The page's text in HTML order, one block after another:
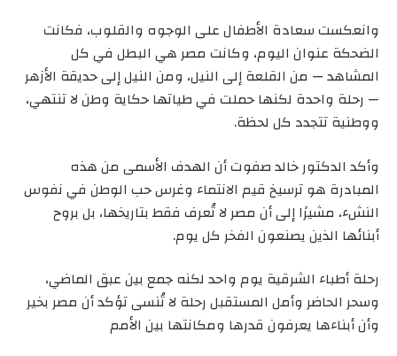
وانعكست سعادة الأطفال على الوجوه والقلوب، فكانت
الضحكة عنوان اليوم، وكانت مصر هي البطل في كل
المشاهد — من القلعة إلى النيل، ومن النيل إلى حديقة الأزهر
— رحلة واحدة لكنها حملت في طياتها حكاية وطن لا تنتهي،
ووطنية تتجدد كل لحظة.
وأكد الدكتور خالد صفوت أن الهدف الأسمى من هذه
المبادرة هو ترسيخ قيم الانتماء وغرس حب الوطن في نفوس
النشء، مشيرًا إلى أن مصر لا تُعرف فقط بتاريخها، بل بروح
أبنائها الذين يصنعون الفخر كل يوم.
رحلة أطباء الشرقية يوم واحد لكنه جمع بين عبق الماضي،
وسحر الحاضر وأمل المستقبل رحلة لا تُنسى تؤكد أن مصر بخير
وأن أبناءها يعرفون قدرها ومكانتها بين الأمم